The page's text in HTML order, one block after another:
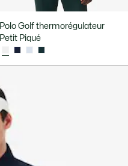
Polo Golf thermorégulateur
Petit Piqué